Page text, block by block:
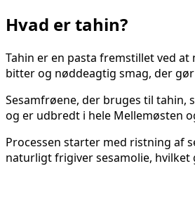
Hvad er tahin?
Tahin er en pasta fremstillet ved
bitter og nøddeagtig smag, der
Sesamfrøene, der bruges til tahin,
og er udbredt i hele Mellemøsten
Processen starter med ristning af
naturligt frigiver sesamolie, hvilket